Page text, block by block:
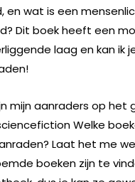
en wat is een
Dit boek heeft een
laag en kan ik
mijn aanraders op het
Welke
Laat het me
boeken zijn te